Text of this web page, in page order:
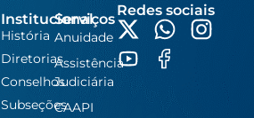
Institucional
História
Diretorias
Conselhos
Subseções
Serviços
Anuidade
Assistência
Judiciária
CAAPI
Redes sociais